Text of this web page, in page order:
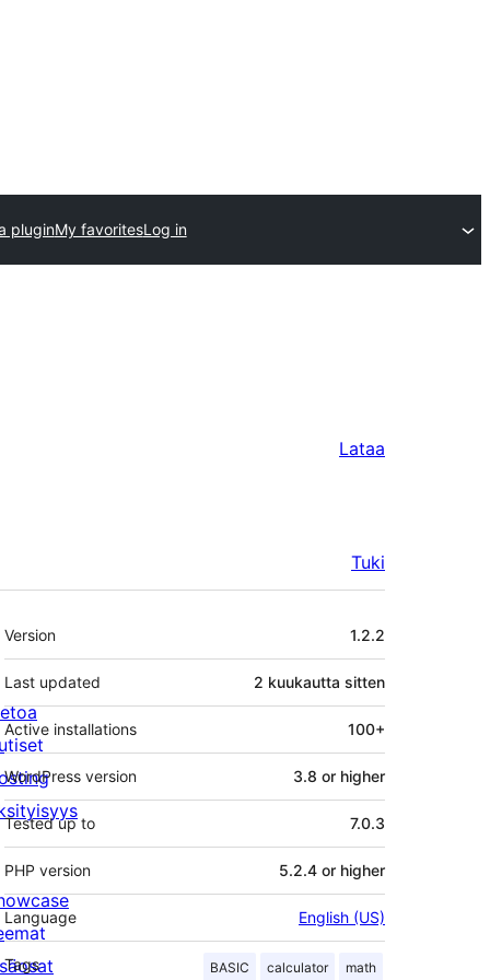
pluginMy favoritesLog in
Lataa
Tuki
Metatiedot
Version 1.2.2
Last updated 2 kuukautta sitten
Active installations 100+
WordPress version 3.8 or higher
Tested up to 7.0.3
PHP version 5.2.4 or higher
Language English (US)
Tags BASIC calculator math